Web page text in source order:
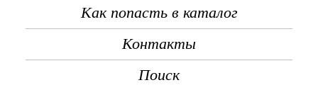
Как попасть в каталог
Контакты
Поиск